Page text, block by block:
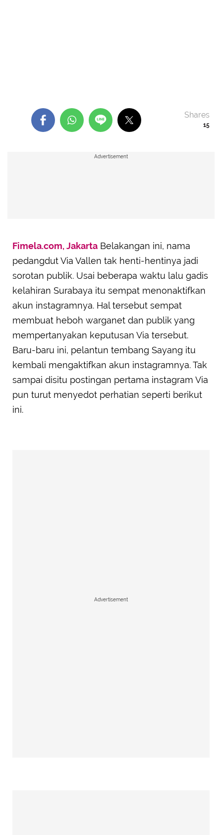
15
Shares
Advertisement
Fimela.com, Jakarta Belakangan ini, nama
pedangdut Via Vallen tak henti-hentinya jadi
sorotan publik. Usai beberapa waktu lalu gadis
kelahiran Surabaya itu sempat menonaktifkan
akun instagramnya. Hal tersebut sempat
membuat heboh warganet dan publik yang
mempertanyakan keputusan Via tersebut.
Baru-baru ini, pelantun tembang Sayang itu
kembali mengaktifkan akun instagramnya. Tak
sampai disitu postingan pertama instagram Via
pun turut menyedot perhatian seperti berikut
ini.
Advertisement